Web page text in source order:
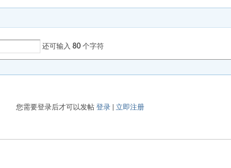
还可输入 80 个字符
您需要登录后才可以发帖 登录 立即注册